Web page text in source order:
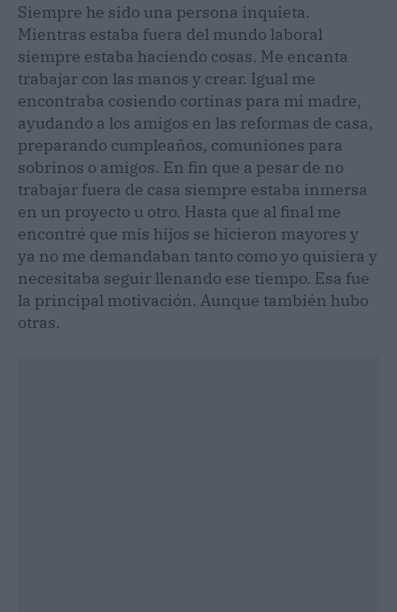
Siempre he sido una persona inquieta.
Mientras estaba fuera del mundo laboral
siempre estaba haciendo cosas. Me encanta
trabajar con las manos y crear. Igual me
encontraba cosiendo cortinas para mi madre,
ayudando a los amigos en las reformas de casa,
preparando cumpleaños, comuniones para
sobrinos o amigos. En fin que a pesar de no
trabajar fuera de casa siempre estaba inmersa
en un proyecto u otro. Hasta que al final me
encontré que mis hijos se hicieron mayores y
ya no me demandaban tanto como yo quisiera y
necesitaba seguir llenando ese tiempo. Esa fue
la principal motivación. Aunque también hubo
otras.